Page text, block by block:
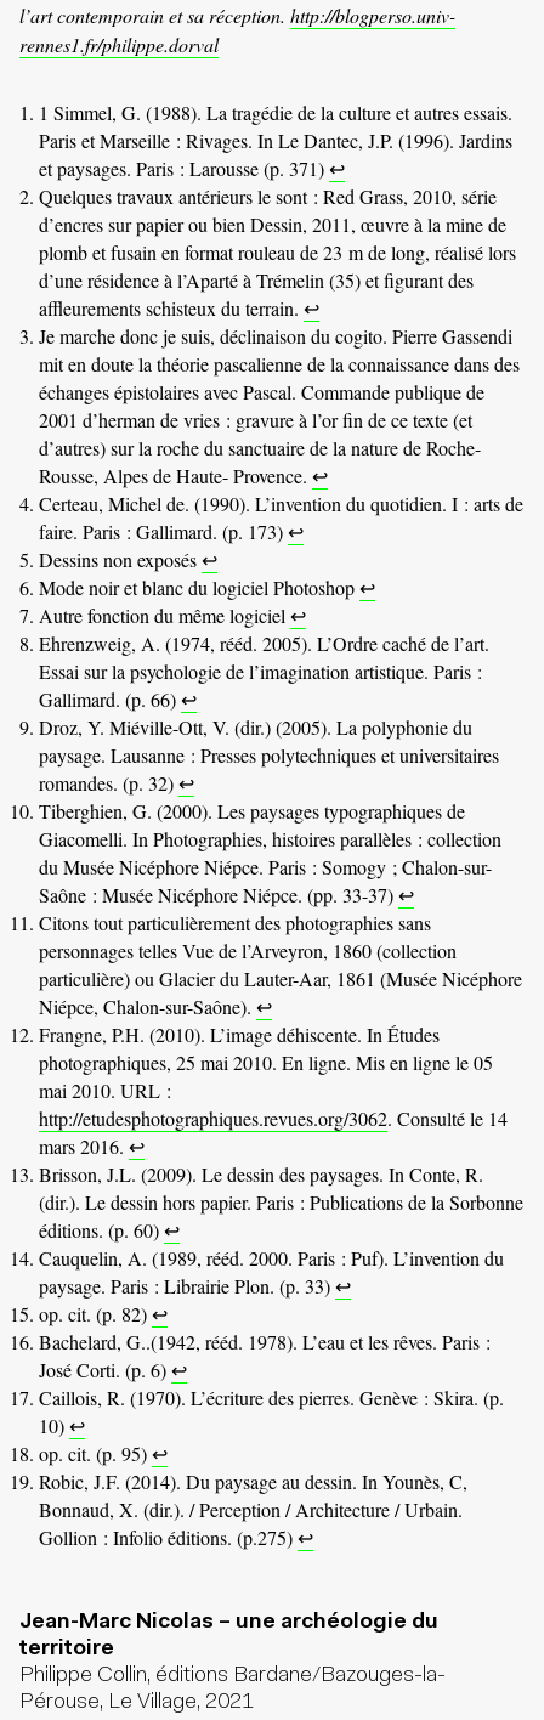
l’art contemporain et sa réception. http://blogperso.univ-
rennes1.fr/philippe.dorval
1 Simmel, G. (1988). La tragédie de la culture et autres essais.
Paris et Marseille : Rivages. In Le Dantec, J.P. (1996). Jardins
et paysages. Paris : Larousse (p. 371)↩
Quelques travaux antérieurs le sont : Red Grass, 2010, série
d’encres sur papier ou bien Dessin, 2011, œuvre à la mine de
plomb et fusain en format rouleau de 23 m de long, réalisé lors
d’une résidence à l’Aparté à Trémelin (35) et figurant des
affleurements schisteux du terrain. ↩
Je marche donc je suis, déclinaison du cogito. Pierre Gassendi
mit en doute la théorie pascalienne de la connaissance dans des
échanges épistolaires avec Pascal. Commande publique de
2001 d’herman de vries : gravure à l’or fin de ce texte (et
d’autres) sur la roche du sanctuaire de la nature de Roche-
Rousse, Alpes de Haute- Provence. ↩
Certeau, Michel de. (1990). L’invention du quotidien. I : arts de
faire. Paris : Gallimard. (p. 173)↩
Dessins non exposés↩
Mode noir et blanc du logiciel Photoshop↩
Autre fonction du même logiciel ↩
Ehrenzweig, A. (1974, rééd. 2005). L’Ordre caché de l’art.
Essai sur la psychologie de l’imagination artistique. Paris :
Gallimard. (p. 66)↩
Droz, Y. Miéville-Ott, V. (dir.) (2005). La polyphonie du
paysage. Lausanne : Presses polytechniques et universitaires
romandes. (p. 32)↩
Tiberghien, G. (2000). Les paysages typographiques de
Giacomelli. In Photographies, histoires parallèles : collection
du Musée Nicéphore Niépce. Paris : Somogy ; Chalon-sur-
Saône : Musée Nicéphore Niépce. (pp. 33-37)↩
Citons tout particulièrement des photographies sans
personnages telles Vue de l’Arveyron, 1860 (collection
particulière) ou Glacier du Lauter-Aar, 1861 (Musée Nicéphore
Niépce, Chalon-sur-Saône). ↩
Frangne, P.H. (2010). L’image déhiscente. In Études
photographiques, 25 mai 2010. En ligne. Mis en ligne le 05
mai 2010. URL :
http://etudesphotographiques.revues.org/3062. Consulté le 14
mars 2016. ↩
Brisson, J.L. (2009). Le dessin des paysages. In Conte, R.
(dir.). Le dessin hors papier. Paris : Publications de la Sorbonne
éditions. (p. 60)↩
Cauquelin, A. (1989, rééd. 2000. Paris : Puf). L’invention du
paysage. Paris : Librairie Plon. (p. 33)↩
op. cit. (p. 82)↩
Bachelard, G..(1942, rééd. 1978). L’eau et les rêves. Paris :
José Corti. (p. 6)↩
Caillois, R. (1970). L’écriture des pierres. Genève : Skira. (p.
10)↩
op. cit. (p. 95)↩
Robic, J.F. (2014). Du paysage au dessin. In Younès, C,
Bonnaud, X. (dir.). / Perception / Architecture / Urbain.
Gollion : Infolio éditions. (p.275)↩
Jean-Marc Nicolas – une archéologie du
territoire
Philippe Collin, éditions Bardane/Bazouges-la-
Pérouse, Le Village, 2021